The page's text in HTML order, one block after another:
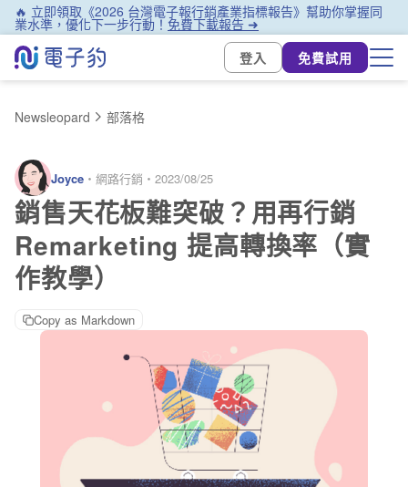
🔥 立即領取《2026 台灣電子報行銷產業指標報告》幫助你掌握同
業水準，優化下一步行動！免費下載報告 ➜
登入
免費試用
Newsleopard 部落格
Joyce ・ 網路行銷 ・ 2023/08/25
銷售天花板難突破？用再行銷
Remarketing 提高轉換率（實
作教學）
Copy as Markdown